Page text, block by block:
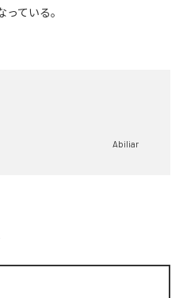
っている。
Abiliar